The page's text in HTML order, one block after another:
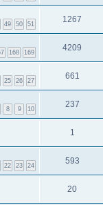
49 50 51 1267
168 169 4209
25 26 27 661
8 9 10 237
1
22 23 24 593
20